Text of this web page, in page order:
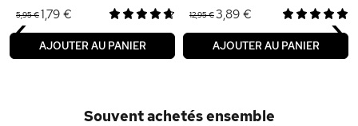
5,95 €1,79 €
AJOUTER AU PANIER
12,95 €3,89 €
AJOUTER AU PANIER
‹ ›
Souvent achetés ensemble